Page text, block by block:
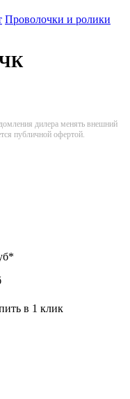
Проволочки и ролики
ЧК
дилера менять внешний
публичной офертой.
*
в 1 клик